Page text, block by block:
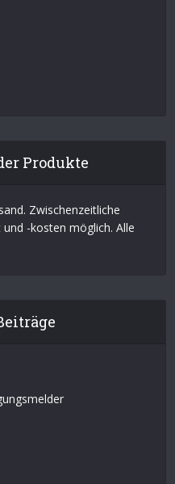
Produkte
Zwischenzeitliche
-kosten möglich. Alle